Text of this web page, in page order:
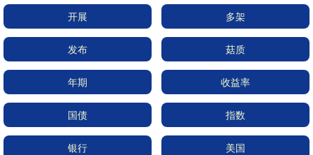
开展 多架
发布 菇质
年期 收益率
国债 指数
银行 美国